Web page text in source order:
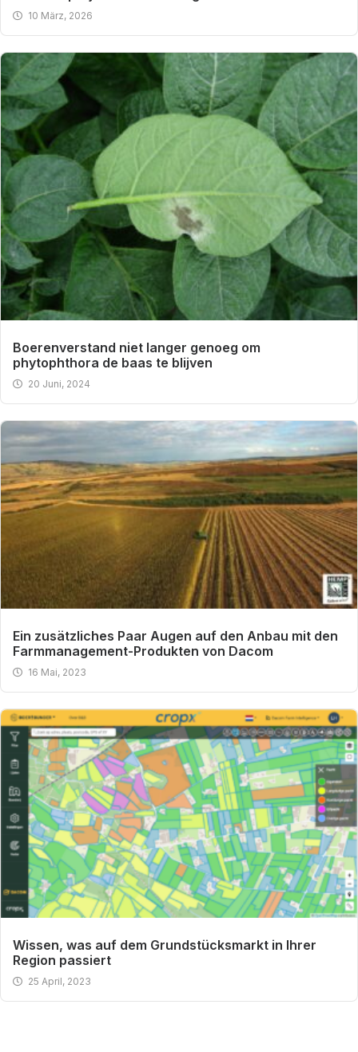
10 März, 2026
Boerenverstand niet langer genoeg om
phytophthora de baas te blijven
20 Juni, 2024
Ein zusätzliches Paar Augen auf den Anbau mit den
Farmmanagement-Produkten von Dacom
16 Mai, 2023
Wissen, was auf dem Grundstücksmarkt in Ihrer
Region passiert
25 April, 2023